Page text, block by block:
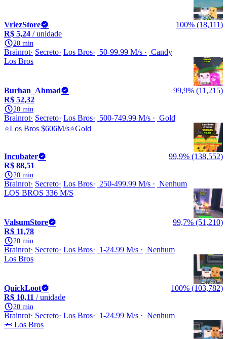
VriezStore
100% (18,111)
R$ 5,24 / unidade
20 min
Brainrot Secreto Los Bros 50-99.99 M/s
Candy
Los Bros
Burhan_Ahmad
99,9% (11,215)
R$ 52,32
20 min
Brainrot Secreto Los Bros 500-749.99 M/s
Gold
⭐Los Bros $606M/s⭐Gold
Incubater
99,9% (138,552)
R$ 88,51
20 min
Brainrot Secreto Los Bros 250-499.99 M/s
Nenhum
LOS BROS 336 M/S
ValsumStore
99,7% (51,210)
R$ 11,78
20 min
Brainrot Secreto Los Bros 1-24.99 M/s
Nenhum
Los Bros
QuickLoot
100% (103,782)
R$ 10,11 / unidade
20 min
Brainrot Secreto Los Bros 1-24.99 M/s
Nenhum
🦈 Los Bros